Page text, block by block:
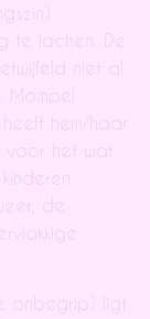
te lachen. De
niet al
heeft hem/haar
voor het wat
de
onbegrip) ligt